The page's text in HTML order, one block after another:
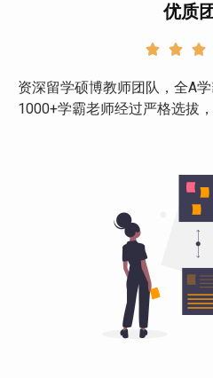
优质
  
资深留学硕博教师团队，全A
1000+学霸老师经过严格选拔，